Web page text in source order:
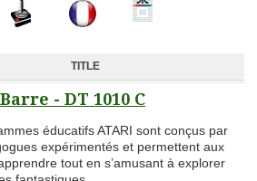
TITLE
- DT 1010 C
éducatifs ATARI sont conçus par
expérimentés et permettent aux
tout en s’amusant à explorer